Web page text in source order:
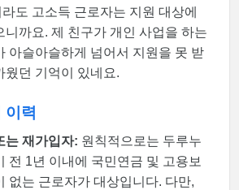
도 고소득 근로자는 지원 대상에
니까요. 제 친구가 개인 사업을 하는
아슬아슬하게 넘어서 지원을 못 받
웠던 기억이 있네요.
력
는 재가입자: 원칙적으로는 두루누
전 1년 이내에 국민연금 및 고용보
없는 근로자가 대상입니다. 다만,